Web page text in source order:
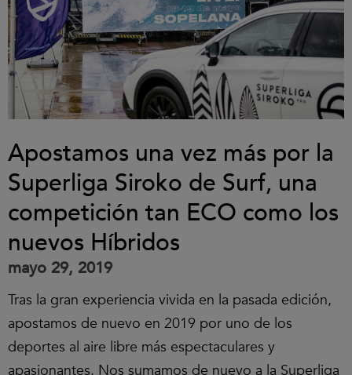
Apostamos una vez más por la
Superliga Siroko de Surf, una
competición tan ECO como los
nuevos Híbridos
mayo 29, 2019
Tras la gran experiencia vivida en la pasada edición,
apostamos de nuevo en 2019 por uno de los
deportes al aire libre más espectaculares y
apasionantes. Nos sumamos de nuevo a la Superliga